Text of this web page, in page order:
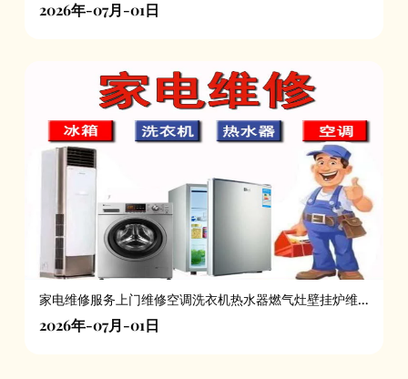
2026年-07月-01日
家电维修服务上门维修空调洗衣机热水器燃气灶壁挂炉维
2026年-07月-01日